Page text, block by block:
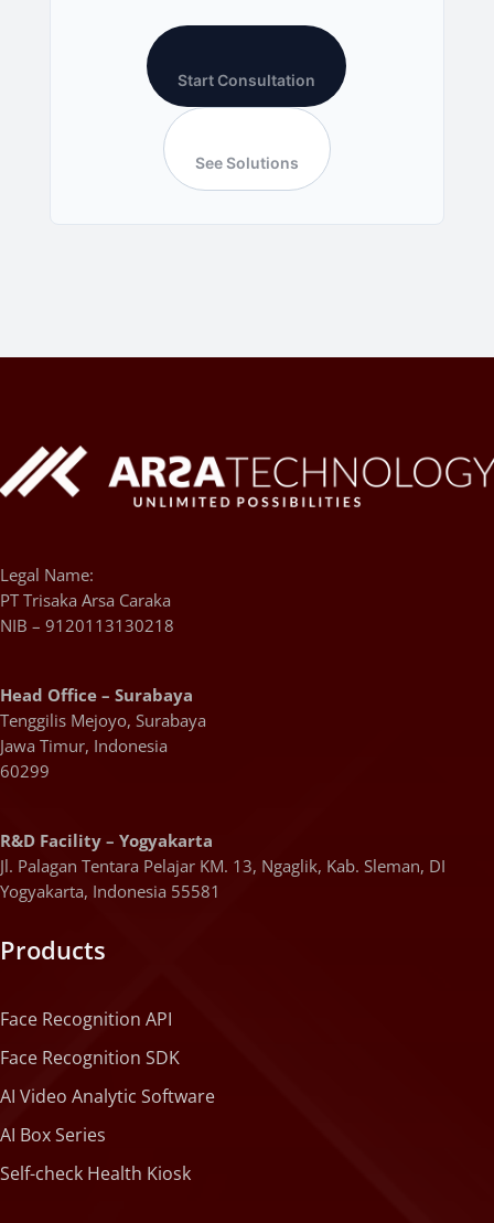
Start Consultation
See Solutions
Legal Name:
PT Trisaka Arsa Caraka
NIB – 9120113130218
Head Office – Surabaya
Tenggilis Mejoyo, Surabaya
Jawa Timur, Indonesia
60299
R&D Facility – Yogyakarta
Jl. Palagan Tentara Pelajar KM. 13, Ngaglik, Kab. Sleman, DI
Yogyakarta, Indonesia 55581
Products
Face Recognition API
Face Recognition SDK
AI Video Analytic Software
AI Box Series
Self-check Health Kiosk